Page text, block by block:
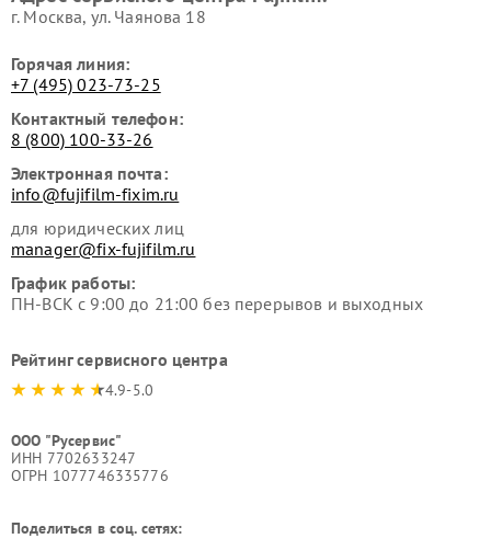
г. Москва, ул. Чаянова 18
Горячая линия:
+7 (495) 023-73-25
Контактный телефон:
8 (800) 100-33-26
Электронная почта:
info@fujifilm-fixim.ru
для юридических лиц
manager@fix-fujifilm.ru
График работы:
ПН-ВСК с 9:00 до 21:00 без перерывов и выходных
Рейтинг сервисного центра
4.9-5.0
ООО "Русервис"
ИНН 7702633247
ОГРН 1077746335776
Поделиться в соц. сетях: